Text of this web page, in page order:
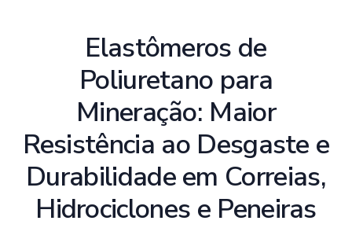
Elastômeros de
Poliuretano para
Mineração: Maior
Resistência ao Desgaste e
Durabilidade em Correias,
Hidrociclones e Peneiras